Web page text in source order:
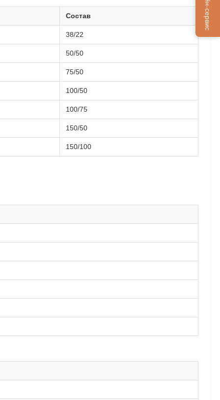
Состав
38/22
50/50
75/50
100/50
100/75
150/50
150/100